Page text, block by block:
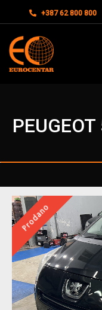
+387 62 800 800
Prodano